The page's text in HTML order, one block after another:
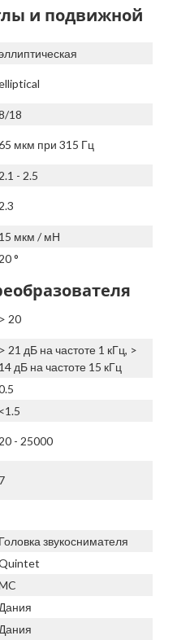
и подвижной
18
мкм при 315 Гц
2.1 - 2.5
2.3
15 мкм / мН
20 °
> 20
> 21 дБ на частоте 1 кГц, >
14 дБ на частоте 15 кГц
<1.5
20 - 25000
7
Головка звукоснимателя
Дания
Дания